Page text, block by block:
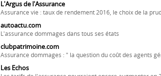
L'Argus de l'Assurance
Assurance vie : taux de rendement 2016, le choix de la
autoactu.com
L'assurance dommages dans tous ses états
clubpatrimoine.com
Assurance dommages : " la question du coût des agents
Les Echos